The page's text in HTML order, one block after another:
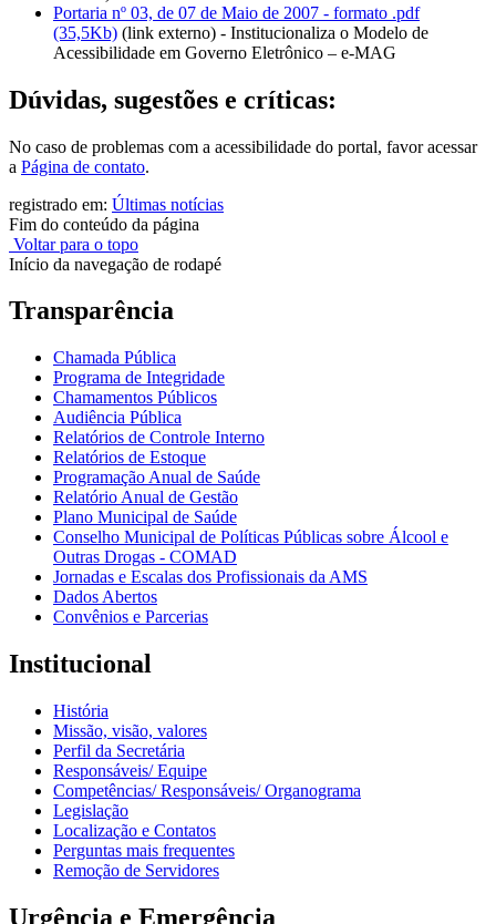
Portaria nº 03, de 07 de Maio de 2007 - formato .pdf
(35,5Kb) (link externo) - Institucionaliza o Modelo de
Acessibilidade em Governo Eletrônico – e-MAG
Dúvidas, sugestões e críticas:
No caso de problemas com a acessibilidade do portal, favor acessar
a Página de contato.
registrado em: Últimas notícias
Fim do conteúdo da página
Voltar para o topo
Início da navegação de rodapé
Transparência
Chamada Pública
Programa de Integridade
Chamamentos Públicos
Audiência Pública
Relatórios de Controle Interno
Relatórios de Estoque
Programação Anual de Saúde
Relatório Anual de Gestão
Plano Municipal de Saúde
Conselho Municipal de Políticas Públicas sobre Álcool e
Outras Drogas - COMAD
Jornadas e Escalas dos Profissionais da AMS
Dados Abertos
Convênios e Parcerias
Institucional
História
Missão, visão, valores
Perfil da Secretária
Responsáveis/ Equipe
Competências/ Responsáveis/ Organograma
Legislação
Localização e Contatos
Perguntas mais frequentes
Remoção de Servidores
Urgência e Emergência